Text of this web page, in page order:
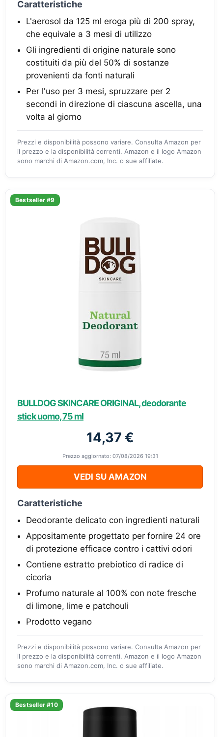
Caratteristiche
L'aerosol da 125 ml eroga più di 200 spray,
che equivale a 3 mesi di utilizzo
Gli ingredienti di origine naturale sono
costituiti da più del 50% di sostanze
provenienti da fonti naturali
Per l'uso per 3 mesi, spruzzare per 2
secondi in direzione di ciascuna ascella, una
volta al giorno
Prezzi e disponibilità possono variare. Consulta Amazon per
il prezzo e la disponibilità correnti. Amazon e il logo Amazon
sono marchi di Amazon.com, Inc. o sue affiliate.
Bestseller #9
BULLDOG SKINCARE ORIGINAL, deodorante
stick uomo, 75 ml
14,37 €
Prezzo aggiornato: 07/08/2026 19:31
VEDI SU AMAZON
Caratteristiche
Deodorante delicato con ingredienti naturali
Appositamente progettato per fornire 24 ore
di protezione efficace contro i cattivi odori
Contiene estratto prebiotico di radice di
cicoria
Profumo naturale al 100% con note fresche
di limone, lime e patchouli
Prodotto vegano
Prezzi e disponibilità possono variare. Consulta Amazon per
il prezzo e la disponibilità correnti. Amazon e il logo Amazon
sono marchi di Amazon.com, Inc. o sue affiliate.
Bestseller #10